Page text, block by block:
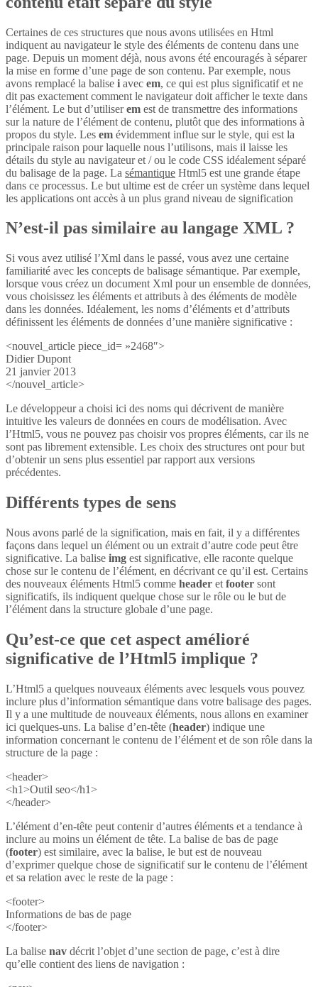
Certaines de ces structures que nous avons utilisées en Html
indiquent au navigateur le style des éléments de contenu dans une
page. Depuis un moment déjà, nous avons été encouragés à séparer
la mise en forme d’une page de son contenu. Par exemple, nous
avons remplacé la balise i avec em, ce qui est plus significatif et ne
dit pas exactement comment le navigateur doit afficher le texte dans
l’élément. Le but d’utiliserem est de transmettre des informations
sur la nature de l’élément de contenu, plutôt que des informations à
propos du style. Les em évidemment influe sur le style, qui est la
principale raison pour laquelle nous l’utilisons, mais il laisse les
détails du style au navigateur et / ou le code CSS idéalement séparé
du balisage de la page. La sémantique Html5 est une grande étape
dans ce processus. Le but ultime est de créer un système dans lequel
les applications ont accès à un plus grand niveau de signification
N’est-il pas similaire au langage XML ?
Si vous avez utilisé l’Xml dans le passé, vous avez une certaine
familiarité avec les concepts de balisage sémantique. Par exemple,
lorsque vous créez un document Xml pour un ensemble de données,
vous choisissez les éléments et attributs à des éléments de modèle
dans les données. Idéalement, les noms d’éléments et d’attributs
définissent les éléments de données d’une manière significative :
<nouvel_article piece_id= »2468″>
Didier Dupont
21 janvier 2013
</nouvel_article>
Le développeur a choisi ici des noms qui décrivent de manière
intuitive les valeurs de données en cours de modélisation. Avec
l’Html5, vous ne pouvez pas choisir vos propres éléments, car ils ne
sont pas librement extensible. Les choix des structures ont pour but
d’obtenir un sens plus essentiel par rapport aux versions
précédentes.
Différents types de sens
Nous avons parlé de la signification, mais en fait, il y a différentes
façons dans lequel un élément ou un extrait d’autre code peut être
significative. La balise img est significative, elle raconte quelque
chose sur le contenu de l’élément, en décrivant ce qu’il est. Certains
des nouveaux éléments Html5 comme header et footer sont
significatifs, ils indiquent quelque chose sur le rôle ou le but de
l’élément dans la structure globale d’une page.
Qu’est-ce que cet aspect amélioré
significative de l’Html5 implique ?
L’Html5 a quelques nouveaux éléments avec lesquels vous pouvez
inclure plus d’information sémantique dans votre balisage des pages.
Il y a une multitude de nouveaux éléments, nous allons en examiner
ici quelques-uns. La balise d’en-tête (header) indique une
information concernant le contenu de l’élément et de son rôle dans la
structure de la page :
<header>
<h1>Outil seo</h1>
</header>
L’élément d’en-tête peut contenir d’autres éléments et a tendance à
inclure au moins un élément de tête. La balise de bas de page
(footer) est similaire, avec la balise, le but est de nouveau
d’exprimer quelque chose de significatif sur le contenu de l’élément
et sa relation avec le reste de la page :
<footer>
Informations de bas de page
</footer>
La balise nav décrit l’objet d’une section de page, c’est à dire
qu’elle contient des liens de navigation :